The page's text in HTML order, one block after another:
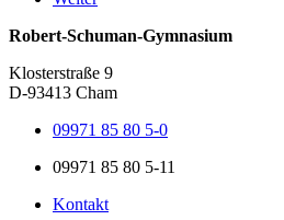
Robert-Schuman-Gymnasium
Klosterstraße 9
D-93413 Cham
09971 85 80 5-0
09971 85 80 5-11
Kontakt